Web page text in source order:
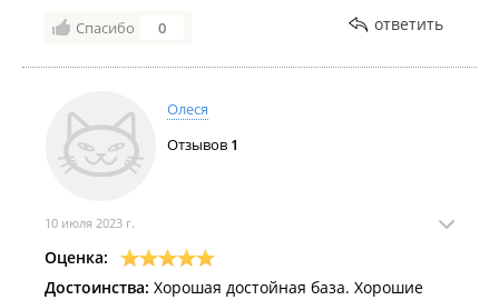
Спасибо 0 ответить
Олеся
Отзывов 1
10 июля 2023 г.
Оценка:
Достоинства: Хорошая достойная база. Хорошие